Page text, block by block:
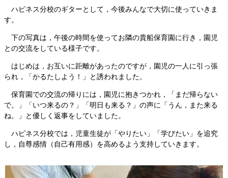
ハピネス分校のギターとして，今後みんなで大切に使っていきま
す。
下の写真は，午後の時間を使ってお隣の貴船保育園に行き，園児
との交流をしている様子です。
はじめは，お互いに距離があったのですが，園児の一人に引っ張
られ，「かるたしよう！」と誘われました。
保育園での交流の帰りには，園児に抱きつかれ，「まだ帰らない
で。」「いつ来るの？」「明日も来る？」の声に「うん，また来る
ね。」と優しく返事をしていました。
ハピネス分校では，児童生徒が「やりたい」「学びたい」を追究
し，自尊感情（自己有用感）を高めるよう支持していきます。